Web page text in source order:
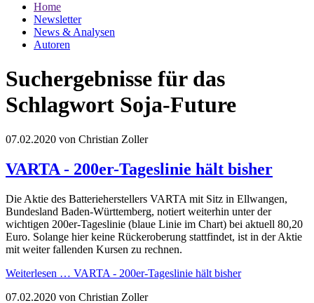
Home
Newsletter
News & Analysen
Autoren
Suchergebnisse für das
Schlagwort Soja-Future
07.02.2020 von Christian Zoller
VARTA - 200er-Tageslinie hält bisher
Die Aktie des Batterieherstellers VARTA mit Sitz in Ellwangen,
Bundesland Baden-Württemberg, notiert weiterhin unter der
wichtigen 200er-Tageslinie (blaue Linie im Chart) bei aktuell 80,20
Euro. Solange hier keine Rückeroberung stattfindet, ist in der Aktie
mit weiter fallenden Kursen zu rechnen.
Weiterlesen … VARTA - 200er-Tageslinie hält bisher
07.02.2020 von Christian Zoller